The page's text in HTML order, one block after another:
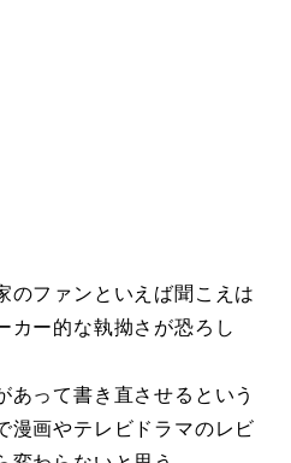
のファンといえば聞こえは
カー的な執拗さが恐ろし
あって書き直させるという
漫画やテレビドラマのレビ